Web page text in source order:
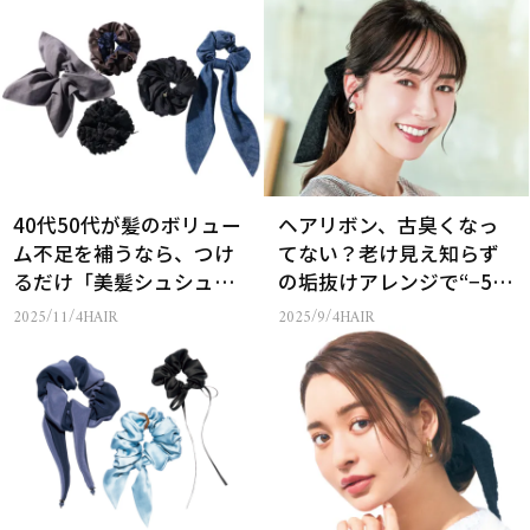
40代50代が髪のボリュー
ム不足を補うなら、つけ
るだけ「美髪シュシュ」
に頼って正解！【5選】
2025/11/4HAIR
ヘアリボン、古臭くなっ
てない？老け見え知らず
の垢抜けアレンジで“−5歳
見え”！
2025/9/4HAIR